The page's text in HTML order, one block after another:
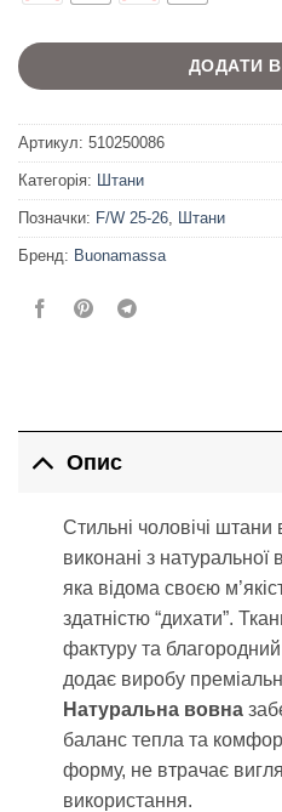
ДОДАТИ
Артикул: 510250086
Категорія: Штани
Позначки: F/W 25-26, Штани
Бренд: Buonamassa
Опис
Стильні чоловічі штани
виконані з натуральної
яка відома своєю
здатністю “дихати”.
фактуру та
додає виробу
Натуральна вовна
баланс тепла та
форму, не втрачає
використання.